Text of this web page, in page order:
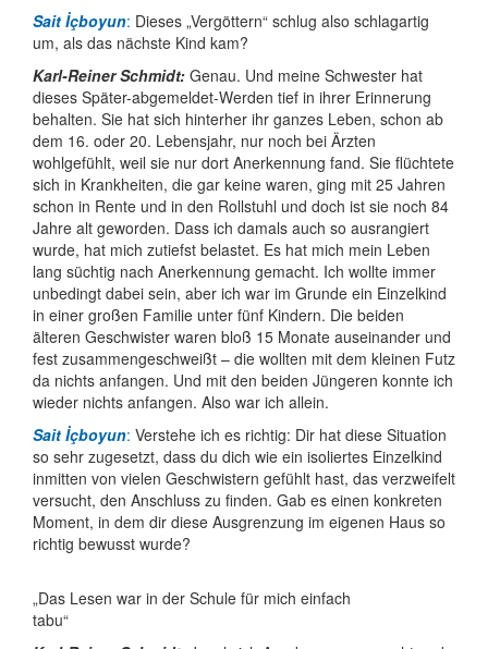
Sait İçboyun: Dieses „Vergöttern“ schlug also schlagartig
um, als das nächste Kind kam?
Karl-Reiner Schmidt: Genau. Und meine Schwester hat
dieses Später-abgemeldet-Werden tief in ihrer Erinnerung
behalten. Sie hat sich hinterher ihr ganzes Leben, schon ab
dem 16. oder 20. Lebensjahr, nur noch bei Ärzten
wohlgefühlt, weil sie nur dort Anerkennung fand. Sie flüchtete
sich in Krankheiten, die gar keine waren, ging mit 25 Jahren
schon in Rente und in den Rollstuhl und doch ist sie noch 84
Jahre alt geworden. Dass ich damals auch so ausrangiert
wurde, hat mich zutiefst belastet. Es hat mich mein Leben
lang süchtig nach Aner­kennung gemacht. Ich wollte immer
unbedingt dabei sein, aber ich war im Grunde ein Einzelkind
in einer großen Familie unter fünf Kindern. Die beiden
älteren Geschwister waren bloß 15 Monate auseinander und
fest zusammen­geschweißt – die wollten mit dem kleinen Futz
da nichts anfangen. Und mit den beiden Jüngeren konnte ich
wieder nichts anfangen. Also war ich allein.
Sait İçboyun: Verstehe ich es richtig: Dir hat diese Situation
so sehr zugesetzt, dass du dich wie ein isoliertes Einzelkind
inmitten von vielen Geschwistern gefühlt hast, das verzweifelt
versucht, den Anschluss zu finden. Gab es einen konkreten
Moment, in dem dir diese Aus­grenzung im eigenen Haus so
richtig bewusst wurde?
„Das Lesen war in der Schule für mich einfach
tabu“